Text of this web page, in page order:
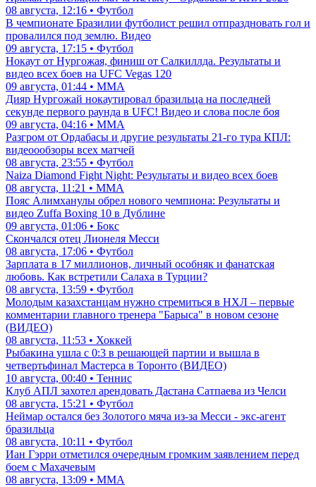
08 августа, 12:16 • Футбол
В чемпионате Бразилии футболист решил отпраздновать гол и
провалился под землю. Видео
09 августа, 17:15 • Футбол
Нокаут от Нургожая, финиш от Салкиллда. Результаты и
видео всех боев на UFC Vegas 120
09 августа, 01:44 • ММА
Дияр Нургожай нокаутировал бразильца на последней
секунде первого раунда в UFC! Видео и слова после боя
09 августа, 04:16 • ММА
Разгром от Ордабасы и другие результаты 21-го тура КПЛ:
видеоообзоры всех матчей
08 августа, 23:55 • Футбол
Naiza Diamond Fight Night: Результаты и видео всех боев
08 августа, 11:21 • ММА
Пояс Алимханулы обрел нового чемпиона: Результаты и
видео Zuffa Boxing 10 в Дублине
09 августа, 01:06 • Бокс
Скончался отец Лионеля Месси
08 августа, 17:06 • Футбол
Зарплата в 17 миллионов, личный особняк и фанатская
любовь. Как встретили Салаха в Турции?
08 августа, 13:59 • Футбол
Молодым казахстанцам нужно стремиться в НХЛ – первые
комментарии главного тренера "Барыса" в новом сезоне
(ВИДЕО)
08 августа, 11:53 • Хоккей
Рыбакина ушла с 0:3 в решающей партии и вышла в
четвертьфинал Мастерса в Торонто (ВИДЕО)
10 августа, 00:40 • Теннис
Клуб АПЛ захотел арендовать Дастана Сатпаева из Челси
08 августа, 15:21 • Футбол
Неймар остался без Золотого мяча из-за Месси - экс-агент
бразильца
08 августа, 10:11 • Футбол
Иан Гэрри отметился очередным громким заявлением перед
боем с Махачевым
08 августа, 13:09 • ММА